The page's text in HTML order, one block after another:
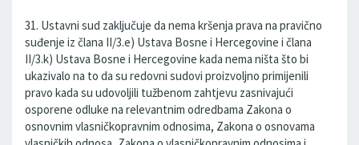
31. Ustavni sud zaključuje da nema kršenja prava na pravično
suđenje iz člana II/3.e) Ustava Bosne i Hercegovine i člana
II/3.k) Ustava Bosne i Hercegovine kada nema ništa što bi
ukazivalo na to da su redovni sudovi proizvoljno primijenili
pravo kada su udovoljili tužbenom zahtjevu zasnivajući
osporene odluke na relevantnim odredbama Zakona o
osnovnim vlasničkopravnim odnosima, Zakona o osnovama